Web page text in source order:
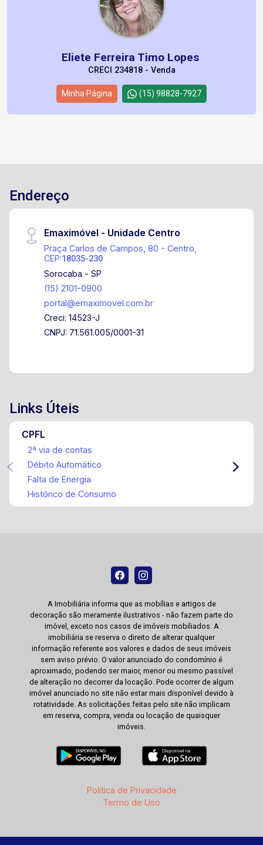
Eliete Ferreira Timo Lopes
CRECI 234818 - Venda
Minha Página (15) 98828-7927
Endereço
Emaximóvel - Unidade Centro
Praça Carlos de Campos, 80 - Centro,
CEP:18035-230
Sorocaba - SP
(15) 2101-0900
portal@emaximovel.com.br
Creci: 14523-J
CNPJ: 71.561.005/0001-31
Links Úteis
CPFL
2ª via de contas
Débito Automático
Falta de Energia
Histórico de Consumo
A Imobiliária informa que as mobílias e artigos de
decoração são meramente ilustrativos - não fazem parte do
imóvel, exceto nos casos de imóveis mobiliados. A
imobiliária se reserva o direito de alterar qualquer
informação referente aos valores e dados de seus imóveis
sem aviso prévio. O valor anunciado do condomínio é
aproximado, podendo ser maior, menor ou mesmo passível
de alteração no decorrer da locação. Pode ocorrer de algum
imóvel anunciado no site não estar mais disponível devido à
rotatividade. As solicitações feitas pelo site não implicam
em reserva, compra, venda ou locação de quaisquer
imóveis.
Política de Privacidade
Termo de Uso